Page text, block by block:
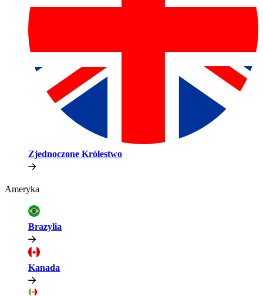
Zjednoczone Królestwo​​
Ameryka​​
Brazylia​​
Kanada​​